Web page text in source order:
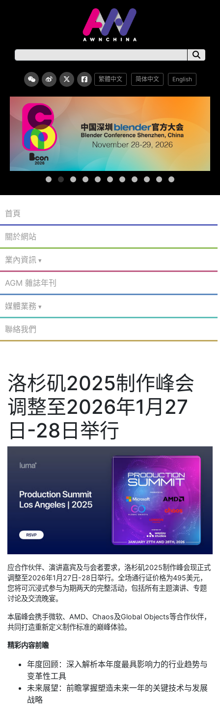
繁體中文 简体中文 English
首頁
關於網站
業內資訊
AGM 雜誌年刊
媒體業務
聯絡我們
洛杉矶2025制作峰会
调整至2026年1月27
日-28日举行
应合作伙伴、演讲嘉宾及与会者要求，洛杉矶2025制作峰会现正式
调整至2026年1月27日-28日举行。全场通行证价格为495美元，
您将可沉浸式参与为期两天的完整活动，包括所有主题演讲、专题
讨论及交流晚宴。
本届峰会携手微软、AMD、Chaos及Global Objects等合作伙伴，
共同打造重新定义制作标准的巅峰体验。
精彩内容前瞻
年度回顾：深入解析本年度最具影响力的行业趋势与
变革性工具
未来展望：前瞻掌握塑造未来一年的关键技术与发展
战略